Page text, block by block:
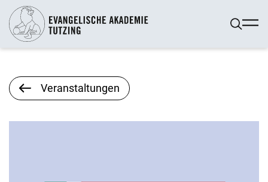
Veranstaltungen